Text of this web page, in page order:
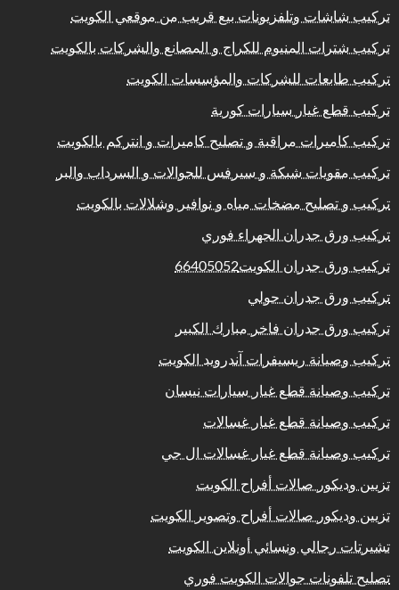
تركيب شاشات وتلفزيونات بيع قريب من موقعي الكويت
تركيب شترات المنيوم للكراج و المصانع والشركات بالكويت
تركيب طابعات للشركات والمؤسسات الكويت
تركيب قطع غيار سيارات كورية
تركيب كاميرات مراقبة و تصليح كاميرات و انتركم بالكويت
تركيب مقويات شبكة و سيرفس للجوالات و السرداب والبر
تركيب و تصليح مضخات مياه و نوافير وشلالات بالكويت
تركيب ورق جدران الجهراء فوري
تركيب ورق جدران الكويت66405052
تركيب ورق جدران حولي
تركيب ورق جدران فاخر مبارك الكبير
تركيب وصيانة ريسيفرات آندرويد الكويت
تركيب وصيانة قطع غيار سيارات نيسان
تركيب وصيانة قطع غيار غسالات
تركيب وصيانة قطع غيار غسالات ال جي
تزيين وديكور صالات أفراح الكويت
تزيين وديكور صالات أفراح وتصوير الكويت
تشيرتات رجالي ونسائي أونلاين الكويت
تصليح تلفونات جوالات الكويت فوري